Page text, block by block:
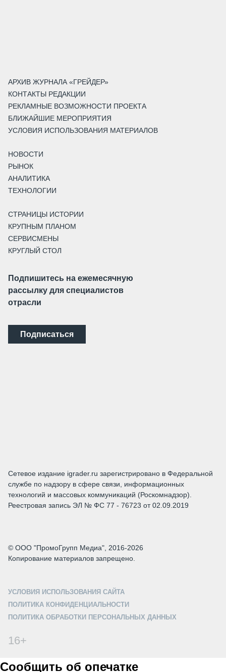
АРХИВ ЖУРНАЛА «ГРЕЙДЕР»
КОНТАКТЫ РЕДАКЦИИ
РЕКЛАМНЫЕ ВОЗМОЖНОСТИ ПРОЕКТА
БЛИЖАЙШИЕ МЕРОПРИЯТИЯ
УСЛОВИЯ ИСПОЛЬЗОВАНИЯ МАТЕРИАЛОВ
НОВОСТИ
РЫНОК
АНАЛИТИКА
ТЕХНОЛОГИИ
СТРАНИЦЫ ИСТОРИИ
КРУПНЫМ ПЛАНОМ
СЕРВИСМЕНЫ
КРУГЛЫЙ СТОЛ
Подпишитесь на ежемесячную
рассылку для специалистов
отрасли
Подписаться
Сетевое издание igrader.ru зарегистрировано в Федеральной
службе по надзору в сфере связи, информационных
технологий и массовых коммуникаций (Роскомнадзор).
Реестровая запись ЭЛ № ФС 77 - 76723 от 02.09.2019
© ООО "ПромоГрупп Медиа", 2016-2026
Копирование материалов запрещено.
УСЛОВИЯ ИСПОЛЬЗОВАНИЯ САЙТА
ПОЛИТИКА КОНФИДЕНЦИАЛЬНОСТИ
ПОЛИТИКА ОБРАБОТКИ ПЕРСОНАЛЬНЫХ ДАННЫХ
16+
Сообщить об опечатке